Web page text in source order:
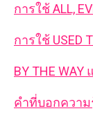
การใช้ ALL,
การใช้ USED
BY THE WAY
คำที่บอกควา